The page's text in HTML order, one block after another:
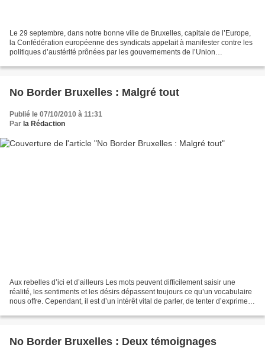
Le 29 septembre, dans notre bonne ville de Bruxelles, capitale de l’Europe,
la Confédération européenne des syndicats appelait à manifester contre les
politiques d’austérité prônées par les gouvernements de l’Union
No Border Bruxelles : Malgré tout
Publié le 07/10/2010 à 11:31
Par la Rédaction
Aux rebelles d’ici et d’ailleurs Les mots peuvent difficilement saisir une
réalité, les sentiments et les désirs dépassent toujours ce qu’un vocabulaire
nous offre. Cependant, il est d’un intérêt vital de parler, de tenter d’exprimer
No Border Bruxelles : Deux témoignages